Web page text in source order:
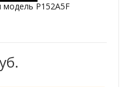
P152A5F